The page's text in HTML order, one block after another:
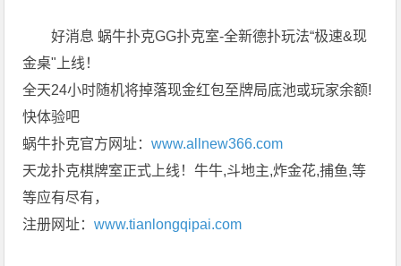
好消息 蜗牛扑克GG扑克室-全新德扑玩法“极速&现
金桌"上线！
全天24小时随机将掉落现金红包至牌局底池或玩家余额!
快体验吧
蜗牛扑克官方网址：www.allnew366.com
天龙扑克棋牌室正式上线！牛牛,斗地主,炸金花,捕鱼,等
等应有尽有，
注册网址：www.tianlongqipai.com